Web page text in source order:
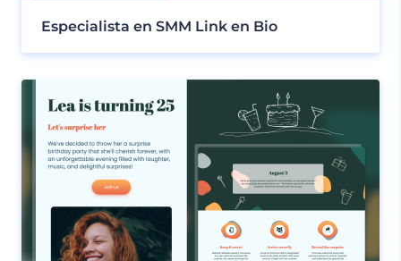
Especialista en SMM Link en Bio